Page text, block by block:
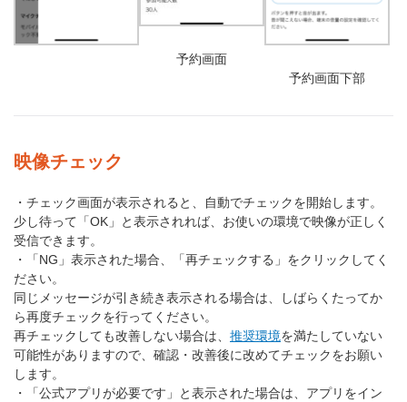
予約画面
予約画面下部
映像チェック
・チェック画面が表示されると、自動でチェックを開始します。
少し待って「OK」と表示されれば、お使いの環境で映像が正しく
受信できます。
・「NG」表示された場合、「再チェックする」をクリックしてく
ださい。
同じメッセージが引き続き表示される場合は、しばらくたってか
ら再度チェックを行ってください。
再チェックしても改善しない場合は、 推奨環境を満たしていない
可能性がありますので、確認・改善後に改めてチェックをお願い
します。
・「公式アプリが必要です」と表示された場合は、アプリをイン